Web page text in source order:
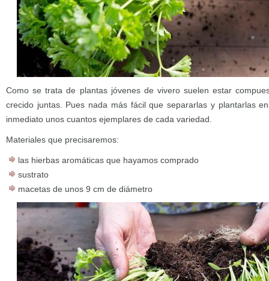
Como se trata de plantas jóvenes de vivero suelen estar
crecido juntas. Pues nada más fácil que separarlas y plantarlas
inmediato unos cuantos ejemplares de cada variedad.
Materiales que precisaremos:
las hierbas aromáticas que hayamos comprado
sustrato
macetas de unos 9 cm de diámetro